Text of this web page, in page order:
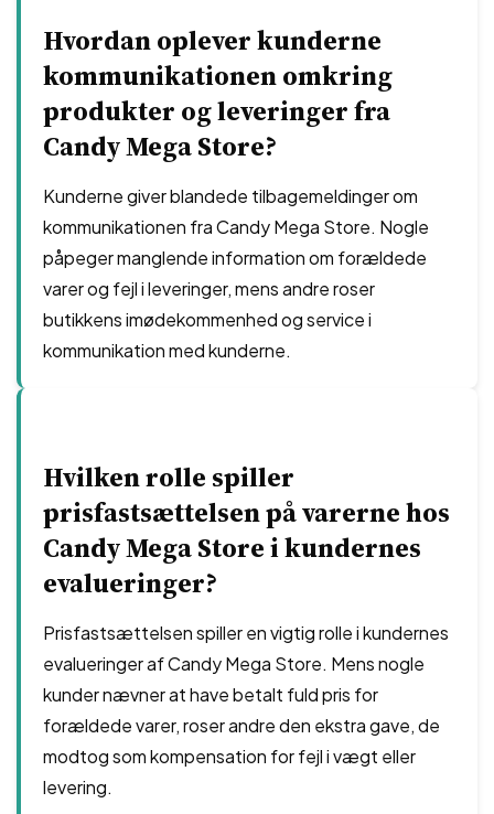
Hvordan oplever kunderne
kommunikationen omkring
produkter og leveringer fra
Candy Mega Store?
Kunderne giver blandede tilbagemeldinger om
kommunikationen fra Candy Mega Store. Nogle
påpeger manglende information om forældede
varer og fejl i leveringer, mens andre roser
butikkens imødekommenhed og service i
kommunikation med kunderne.
Hvilken rolle spiller
prisfastsættelsen på varerne hos
Candy Mega Store i kundernes
evalueringer?
Prisfastsættelsen spiller en vigtig rolle i kundernes
evalueringer af Candy Mega Store. Mens nogle
kunder nævner at have betalt fuld pris for
forældede varer, roser andre den ekstra gave, de
modtog som kompensation for fejl i vægt eller
levering.